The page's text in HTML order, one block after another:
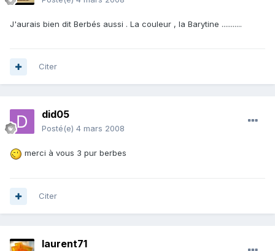
J'aurais bien dit Berbés aussi . La couleur , la Barytine ...........
Citer
did05
Posté(e) 4 mars 2008
merci à vous 3 pur berbes
Citer
laurent71